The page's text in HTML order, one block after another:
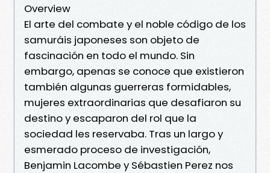
Overview
El arte del combate y el noble código de los
samuráis japoneses son objeto de
fascinación en todo el mundo. Sin
embargo, apenas se conoce que existieron
también algunas guerreras formidables,
mujeres extraordinarias que desafiaron su
destino y escaparon del rol que la
sociedad les reservaba. Tras un largo y
esmerado proceso de investigación,
Benjamin Lacombe y Sébastien Perez nos